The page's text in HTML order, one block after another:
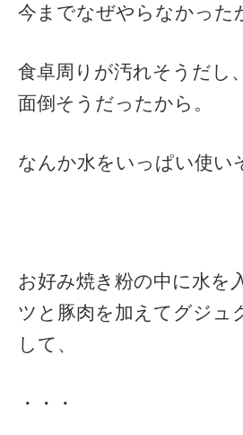
今までなぜやらなかった
食卓周りが汚れそうだし
面倒そうだったから。
なんか水をいっぱい使い
お好み焼き粉の中に水を
ツと豚肉を加えてグジュ
して、
・・・